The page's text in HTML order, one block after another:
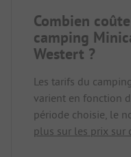
Combien
camping
Westert ?
Les tarifs du
varient en fonction
période choisie, le
plus sur les prix sur